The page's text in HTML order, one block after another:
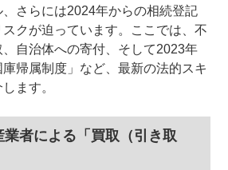
さらには2024年からの相続登記
クが迫っています。ここでは、不
自治体への寄付、そして2023年
帰属制度」など、最新の法的スキ
ます。
者による「買取（引き取